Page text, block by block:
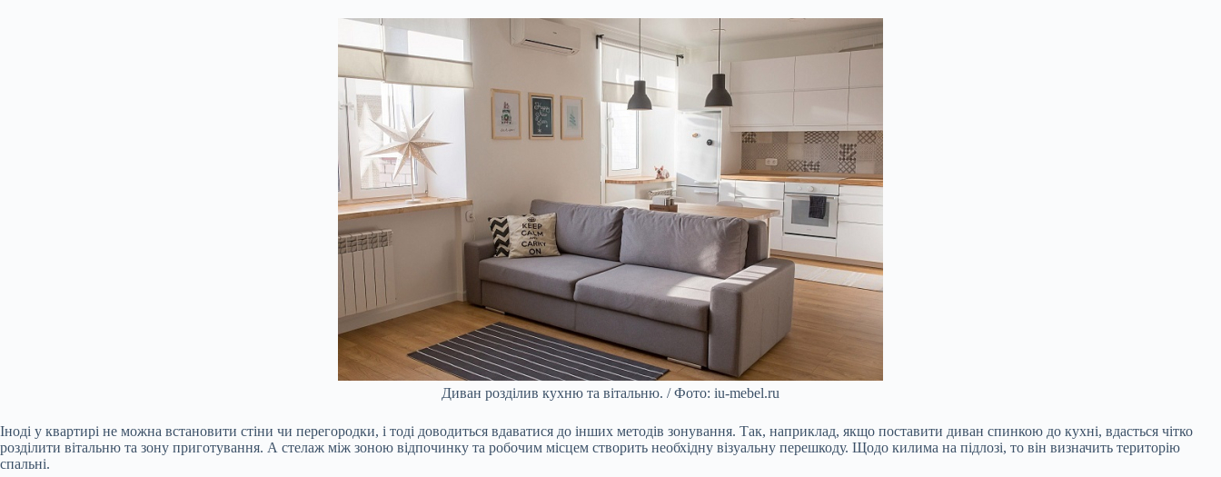
Диван розділив кухню та вітальню. / Фото: iu-mebel.ru
Іноді у квартирі не можна встановити стіни чи перегородки, і тоді доводиться вдаватися до інших методів зонування. Так, наприклад, якщо поставити диван спинкою до кухні, вдасться чітко
розділити вітальню та зону приготування. А стелаж між зоною відпочинку та робочим місцем створить необхідну візуальну перешкоду. Щодо килима на підлозі, то він визначить територію
спальні.